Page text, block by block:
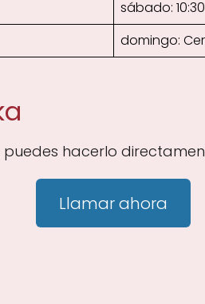
sábado:
domingo:
puedes hacerlo
Llamar ahora